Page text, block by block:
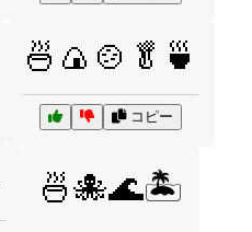
🍜🍙🍲🥬🍵
コピー
🍜🐙🌊🏝️